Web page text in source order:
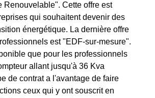
Renouvelable". Cette offre est
qui souhaitent devenir des
énergétique. La dernière offre
est "EDF-sur-mesure".
que pour les professionnels
allant jusqu'à 36 Kva
de contrat a l'avantage de faire
ceux qui y ont souscrit en